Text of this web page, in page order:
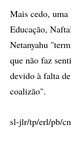
Mais cedo,
Educação,
Netanyahu
que não faz
devido à falta
coalizão".
sl-jlr/tp/erl/pb/cn